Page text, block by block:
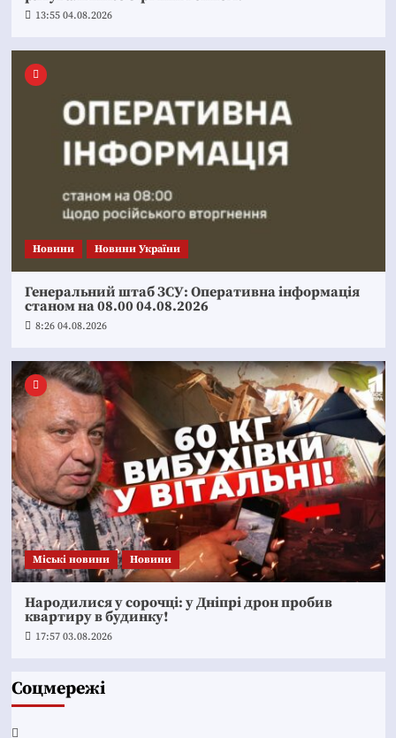
13:55 04.08.2026
Новини Новини України
Генеральний штаб ЗСУ: Оперативна інформація
станом на 08.00 04.08.2026
8:26 04.08.2026
Mіські новини Новини
Народилися у сорочці: у Дніпрі дрон пробив
квартиру в будинку!
17:57 03.08.2026
Соцмережі
Facebook